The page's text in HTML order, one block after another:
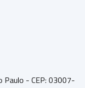
Paulo - CEP: 03007-